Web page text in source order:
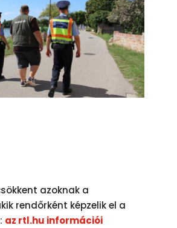
azoknak a
rendőrként képzelik el a
az rtl.hu információi